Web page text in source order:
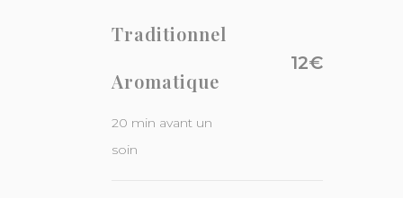
Traditionnel
Aromatique
20 min avant un
soin
12€